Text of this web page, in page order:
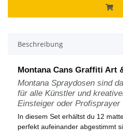
Beschreibung
Montana Cans Graffiti Art
Montana Spraydosen sind
für alle Künstler und
Einsteiger oder Profisprayer
In diesem Set erhältst du 12
perfekt aufeinander abgestimmt